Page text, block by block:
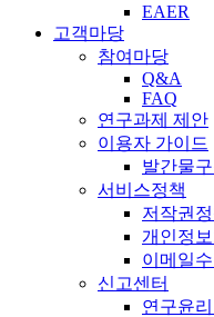
EAER
고객마당
참여마당
Q&A
FAQ
연구과제 제안
이용자 가이드
발간물
서비스정책
저작권
개인정
이메일
신고센터
연구윤